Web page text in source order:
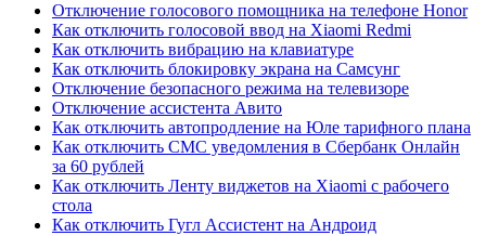
Отключение голосового помощника на телефоне Honor
Как отключить голосовой ввод на Xiaomi Redmi
Как отключить вибрацию на клавиатуре
Как отключить блокировку экрана на Самсунг
Отключение безопасного режима на телевизоре
Отключение ассистента Авито
Как отключить автопродление на Юле тарифного плана
Как отключить СМС уведомления в Сбербанк Онлайн
за 60 рублей
Как отключить Ленту виджетов на Xiaomi с рабочего
стола
Как отключить Гугл Ассистент на Андроид